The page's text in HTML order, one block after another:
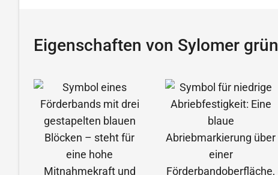
Eigenschaften von Sylomer grün